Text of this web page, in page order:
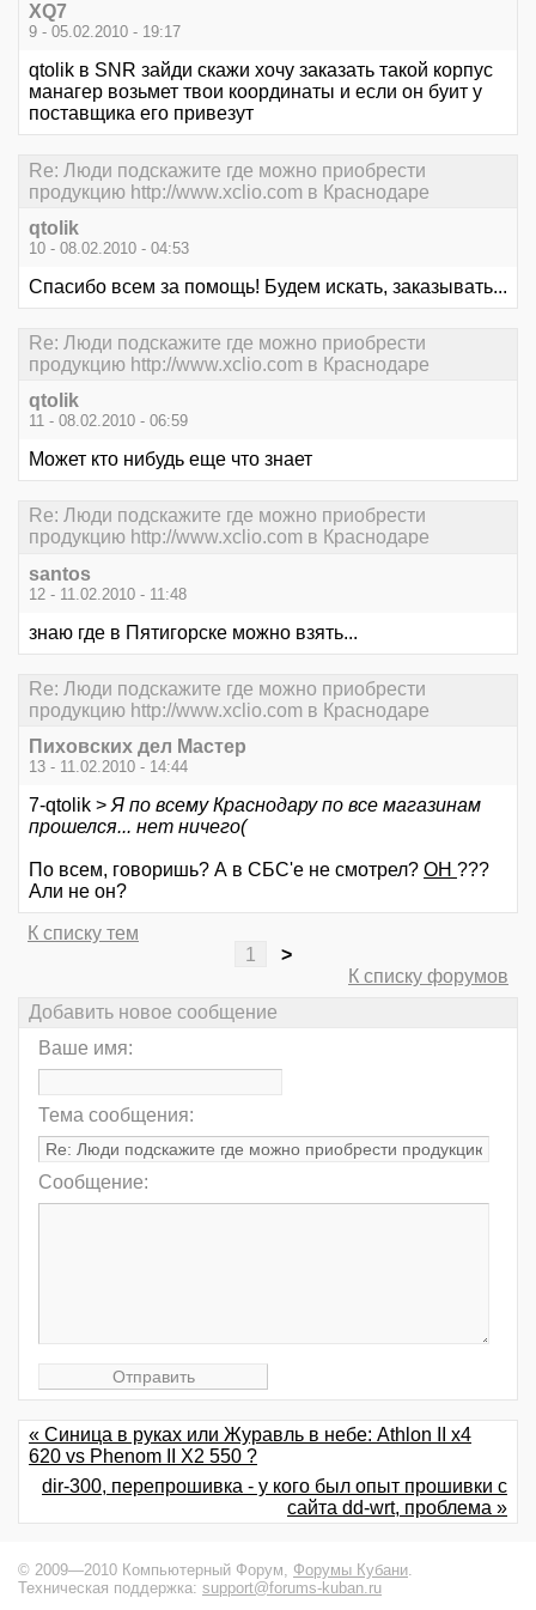
XQ7
9 - 05.02.2010 - 19:17
qtolik в SNR зайди скажи хочу заказать такой корпус
манагер возьмет твои координаты и если он буит у
поставщика его привезут
Re: Люди подскажите где можно приобрести
продукцию http://www.xclio.com в Краснодаре
qtolik
10 - 08.02.2010 - 04:53
Спасибо всем за помощь! Будем искать, заказывать...
Re: Люди подскажите где можно приобрести
продукцию http://www.xclio.com в Краснодаре
qtolik
11 - 08.02.2010 - 06:59
Может кто нибудь еще что знает
Re: Люди подскажите где можно приобрести
продукцию http://www.xclio.com в Краснодаре
santos
12 - 11.02.2010 - 11:48
знаю где в Пятигорске можно взять...
Re: Люди подскажите где можно приобрести
продукцию http://www.xclio.com в Краснодаре
Пиховских дел Мaстер
13 - 11.02.2010 - 14:44
7-qtolik > Я по всему Краснодару по все магазинам
прошелся... нет ничего(
По всем, говоришь? А в СБС'е не смотрел? ОН ???
Али не он?
К списку тем
1
>
К списку форумов
Добавить новое сообщение
Ваше имя:
Тема сообщения:
Сообщение:
« Синица в руках или Журавль в небе: Athlon II x4
620 vs Phenom II X2 550 ?
dir-300, перепрошивка - у кого был опыт прошивки с
сайта dd-wrt, проблема »
© 2009—2010 Компьютерный Форум, Форумы Кубани.
Техническая поддержка: support@forums-kuban.ru